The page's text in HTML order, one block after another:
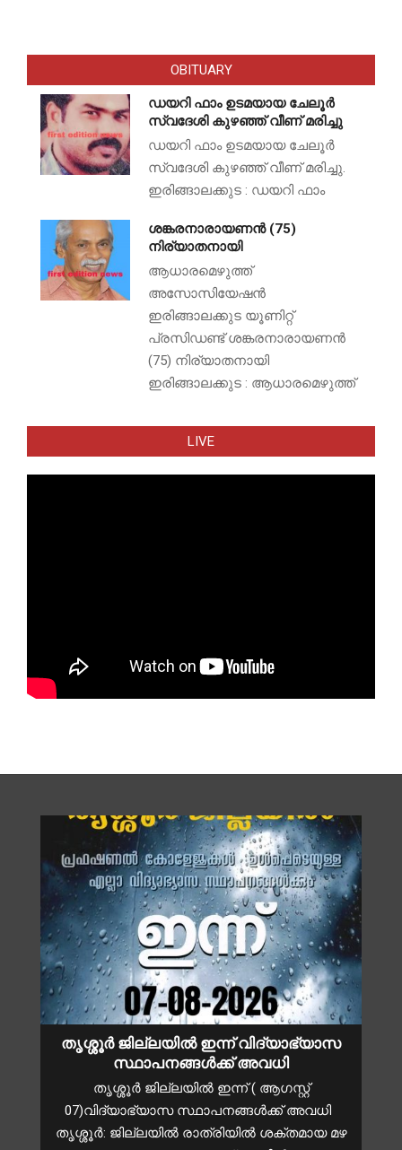
OBITUARY
ഡയറി ഫാം ഉടമയായ ചേലൂർ
സ്വദേശി കുഴഞ്ഞ് വീണ് മരിച്ചു
ഡയറി ഫാം ഉടമയായ ചേലൂർ
സ്വദേശി കുഴഞ്ഞ് വീണ് മരിച്ചു.
ഇരിങ്ങാലക്കുട : ഡയറി ഫാം
ശങ്കരനാരായണൻ (75)
നിര്യാതനായി
ആധാരമെഴുത്ത്
അസോസിയേഷൻ
ഇരിങ്ങാലക്കുട യൂണിറ്റ്
പ്രസിഡണ്ട് ശങ്കരനാരായണൻ
(75) നിര്യാതനായി
ഇരിങ്ങാലക്കുട : ആധാരമെഴുത്ത്
LIVE
തൃശ്ശൂർ ജില്ലയിൽ ഇന്ന് വിദ്യാഭ്യാസ
സ്ഥാപനങ്ങൾക്ക് അവധി
തൃശ്ശൂർ ജില്ലയിൽ ഇന്ന് ( ആഗസ്റ്റ്
07)വിദ്യാഭ്യാസ സ്ഥാപനങ്ങൾക്ക് അവധി
തൃശ്ശൂർ: ജില്ലയിൽ രാത്രിയിൽ ശക്തമായ മഴ